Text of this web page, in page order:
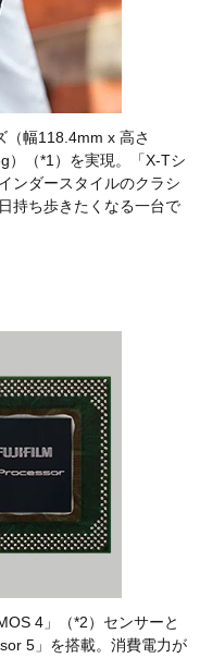
（幅118.4mm x 高さ
）（*1）を実現。「X-Tシ
ンダースタイルのクラシ
持ち歩きたくなる一台で
4」（*2）センサーと
5」を搭載。消費電力が